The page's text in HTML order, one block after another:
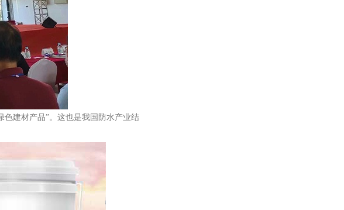
色建材产品”。这也是我国防水产业结